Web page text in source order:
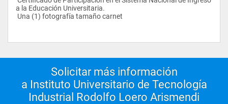
a la Educación Universitaria.
Una (1) fotografía tamaño carnet
Solicitar más información
a Instituto Universitario de Tecnología
Industrial Rodolfo Loero Arismendi